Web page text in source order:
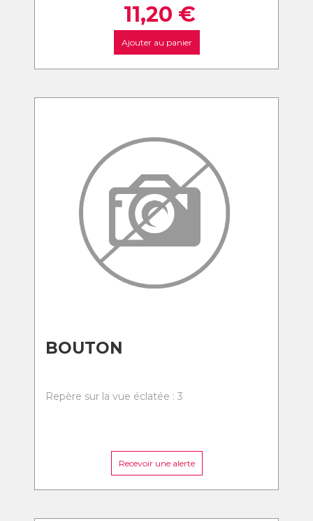
11,20 €
Ajouter au panier
BOUTON
Repère sur la vue éclatée : 3
Recevoir une alerte